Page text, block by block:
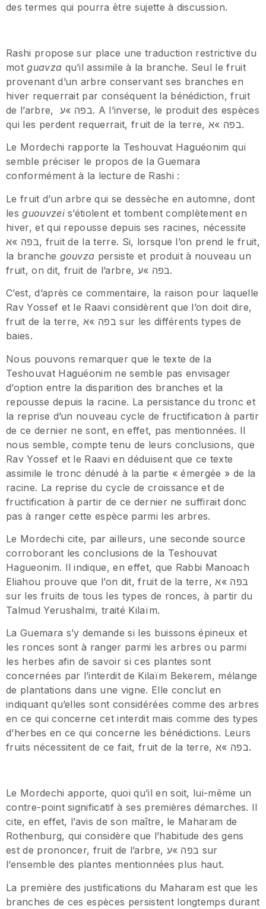
des termes qui pourra être sujette à discussion.
Rashi propose sur place une traduction restrictive du
motguavza qu’il assimile à la branche. Seul le fruit
provenant d’un arbre conservant ses branches en
hiver requerrait par conséquent la bénédiction, fruit
de l’arbre, בפה »ע. A l’inverse, le produit des espèces
qui les perdent requerrait, fruit de la terre, בפה »א.
Le Mordechi rapporte la Teshouvat Haguéonim qui
semble préciser le propos de la Guemara
conformément à la lecture de Rashi :
Le fruit d’un arbre qui se dessèche en automne, dont
lesguouvzeis’étiolent et tombent complètement en
hiver, et qui repousse depuis ses racines, nécessite
בפה »א, fruit de la terre. Si, lorsque l’on prend le fruit,
la branche gouvza persiste et produit à nouveau un
fruit, on dit, fruit de l’arbre, בפה »ע.
C’est, d’après ce commentaire, la raison pour laquelle
Rav Yossef et le Raavi considèrent que l’on doit dire,
fruit de la terre, בפה »א sur les différents types de
baies.
Nous pouvons remarquer que le texte de la
Teshouvat Haguéonim ne semble pas envisager
d’option entre la disparition des branches et la
repousse depuis la racine. La persistance du tronc et
la reprise d’un nouveau cycle de fructification à partir
de ce dernier ne sont, en effet, pas mentionnées. Il
nous semble, compte tenu de leurs conclusions, que
Rav Yossef et le Raavi en déduisent que ce texte
assimile le tronc dénudé à la partie « émergée » de la
racine. La reprise du cycle de croissance et de
fructification à partir de ce dernier ne suffirait donc
pas à ranger cette espèce parmi les arbres.
Le Mordechi cite, par ailleurs, une seconde source
corroborant les conclusions de la Teshouvat
Hagueonim. Il indique, en effet, que Rabbi Manoach
Eliahou prouve que l’on dit, fruit de la terre, בפה »א
sur les fruits de tous les types de ronces, à partir du
Talmud Yerushalmi, traité Kilaïm.
La Guemara s’y demande si les buissons épineux et
les ronces sont à ranger parmi les arbres ou parmi
les herbes afin de savoir si ces plantes sont
concernées par l’interdit de Kilaïm Bekerem, mélange
de plantations dans une vigne. Elle conclut en
indiquant qu’elles sont considérées comme des arbres
en ce qui concerne cet interdit mais comme des types
d’herbes en ce qui concerne les bénédictions. Leurs
fruits nécessitent de ce fait, fruit de la terre, בפה »א.
Le Mordechi apporte, quoi qu’il en soit, lui-même un
contre-point significatif à ses premières démarches. Il
cite, en effet, l’avis de son maître, le Maharam de
Rothenburg, qui considère que l’habitude des gens
est de prononcer, fruit de l’arbre, בפה »ע sur
l’ensemble des plantes mentionnées plus haut.
La première des justifications du Maharam est que les
branches de ces espèces persistent longtemps durant